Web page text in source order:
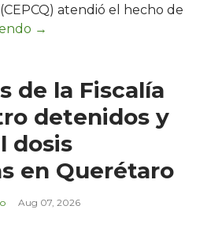
atendió el hecho de
de la Fiscalía
detenidos y
dosis
en Querétaro
Aug 07, 2026